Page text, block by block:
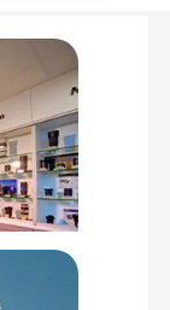
- Panneau
49 euros
vers un point
uniquement
au panier, basé
calculés dans le